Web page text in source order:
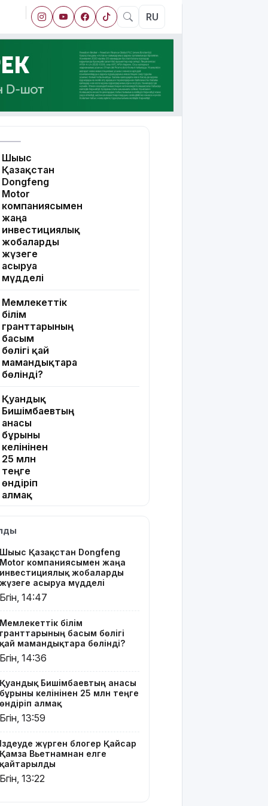
RU
Шығыс
Қазақстан
Dongfeng
Motor
компаниясымен
жаңа
инвестициялық
жобаларды
жүзеге
асыруға
мүдделі
Мемлекеттік
білім
гранттарының
басым
бөлігі қай
мамандықтарға
бөлінді?
Қуандық
Бишімбаевтың
анасы
бұрынғы
келінінен
25 млн
теңге
өндіріп
алмақ
жүрген
Қайсар
Қамза
Вьетнамнан
елге
қайтарылды
Тамыздың
басты
кинопремьераларымен
таныссыз
Астротуризмнің
астанасына
айналды
Киевке
жасалған
ауқымды
шабуыл:
Шығыс Қазақстан Dongfeng
Motor компаниясымен жаңа
инвестициялық жобаларды
жүзеге асыруға мүдделі
Бүгін, 14:47
Мемлекеттік білім
гранттарының басым бөлігі
қай мамандықтарға бөлінді?
Бүгін, 14:36
Қуандық Бишімбаевтың анасы
бұрынғы келінінен 25 млн теңге
өндіріп алмақ
Бүгін, 13:59
Іздеуде жүрген блогер Қайсар
Қамза Вьетнамнан елге
қайтарылды
Бүгін, 13:22